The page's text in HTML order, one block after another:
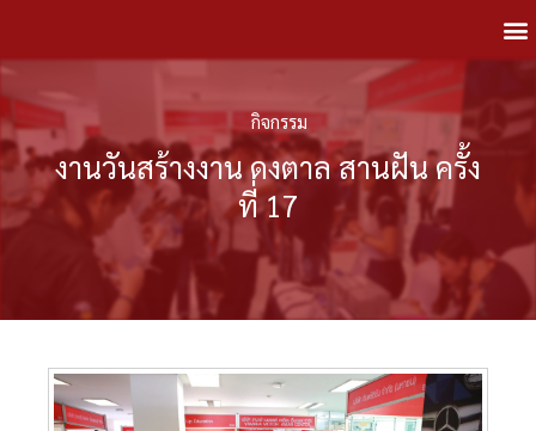
กิจกรรม
งานวันสร้างงาน ดงตาล สานฝัน ครั้ง
ที่ 17